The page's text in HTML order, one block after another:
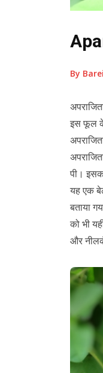
By
इस फूल
पी।
यह एक
बताया
को भी
और